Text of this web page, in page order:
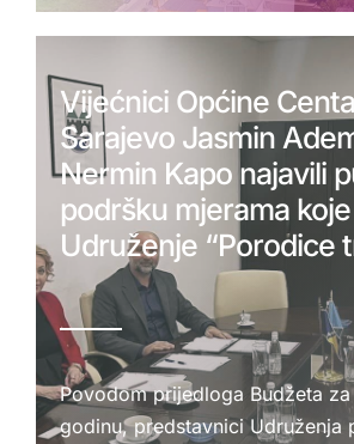
Vijećnici Općine
Sarajevo Jasmin
Nermin Kapo najavili
podršku mjerama
Udruženje “Porodice
Povodom prijedloga Budžeta
godinu, predstavnici Udruženja